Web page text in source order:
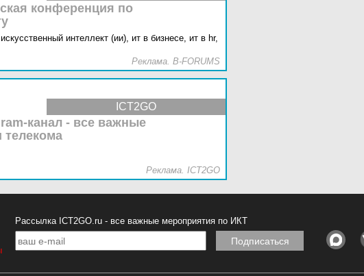
конференция по
искусственный интеллект (ии), ит в бизнесе, ит в hr,
Реклама. B-FORUMS
ICT2GO
канал - все важные
Реклама. ICT2GO
Рассылка ICT2GO.ru - все важные мероприятия по ИКТ